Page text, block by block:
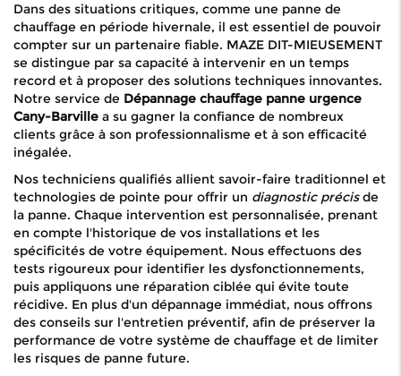
Dans des situations critiques, comme une panne de
chauffage en période hivernale, il est essentiel de pouvoir
compter sur un partenaire fiable. MAZE DIT-MIEUSEMENT
se distingue par sa capacité à intervenir en un temps
record et à proposer des solutions techniques innovantes.
Notre service de Dépannage chauffage panne urgence
Cany-Barville a su gagner la confiance de nombreux
clients grâce à son professionnalisme et à son efficacité
inégalée.
Nos techniciens qualifiés allient savoir-faire traditionnel et
technologies de pointe pour offrir un diagnostic précisde
la panne. Chaque intervention est personnalisée, prenant
en compte l'historique de vos installations et les
spécificités de votre équipement. Nous effectuons des
tests rigoureux pour identifier les dysfonctionnements,
puis appliquons une réparation ciblée qui évite toute
récidive. En plus d'un dépannage immédiat, nous offrons
des conseils sur l'entretien préventif, afin de préserver la
performance de votre système de chauffage et de limiter
les risques de panne future.